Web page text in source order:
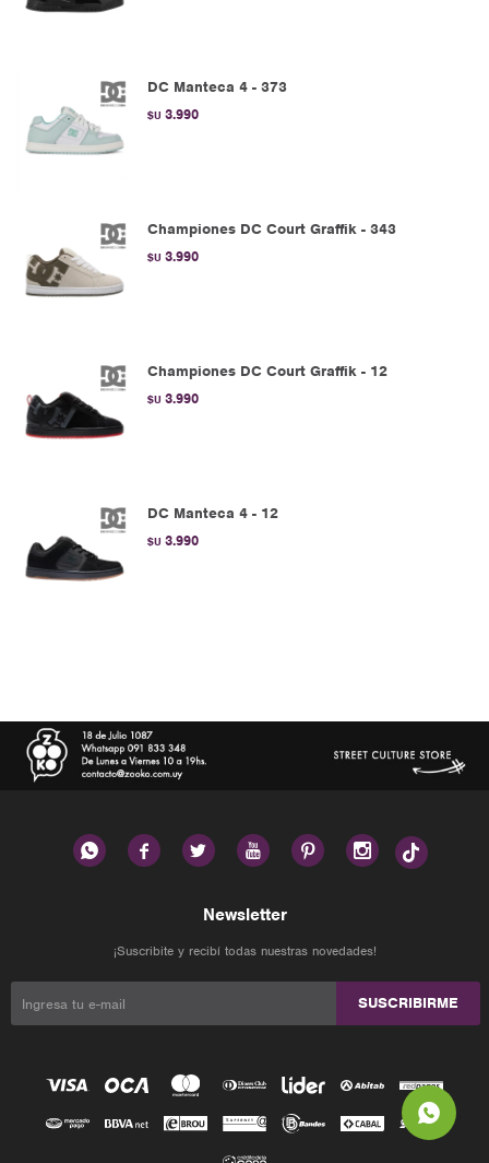
DC Manteca 4 - 373
$U 3.990
Championes DC Court Graffik - 343
$U 3.990
Championes DC Court Graffik - 12
$U 3.990
DC Manteca 4 - 12
$U 3.990
     
Newsletter
¡Suscribite y recibí todas nuestras novedades!
SUSCRIBIRME